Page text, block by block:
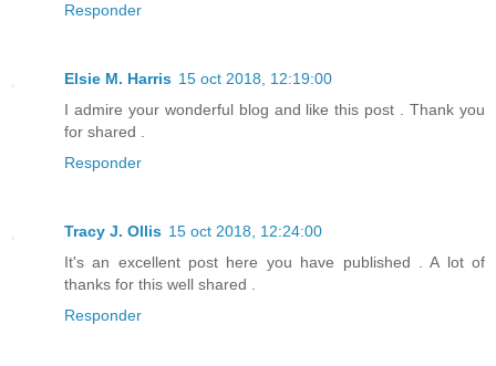
Responder
Elsie M. Harris 15 oct 2018, 12:19:00
I admire your wonderful blog and like this post . Thank you
for shared .
Responder
Tracy J. Ollis 15 oct 2018, 12:24:00
It's an excellent post here you have published . A lot of
thanks for this well shared .
Responder